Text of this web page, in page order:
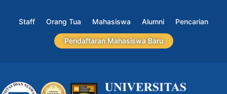
Staff Orang Tua Mahasiswa Alumni Pencarian
Pendaftaran Mahasiswa Baru